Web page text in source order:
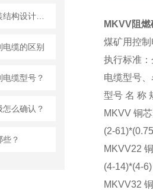
缆的区别
缆型号？
么确认？
？
MKVV阻
煤矿用控
执行标准
电缆型号
型号 名 称
MKVV 铜
(2-
MKVV22
(4-14)*(4-
MKVV32